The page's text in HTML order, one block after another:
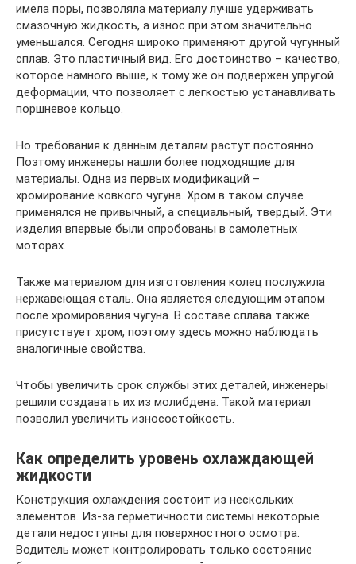
имела поры, позволяла материалу лучше удерживать
смазочную жидкость, а износ при этом значительно
уменьшался. Сегодня широко применяют другой чугунный
сплав. Это пластичный вид. Его достоинство – качество,
которое намного выше, к тому же он подвержен упругой
деформации, что позволяет с легкостью устанавливать
поршневое кольцо.
Но требования к данным деталям растут постоянно.
Поэтому инженеры нашли более подходящие для
материалы. Одна из первых модификаций –
хромирование ковкого чугуна. Хром в таком случае
применялся не привычный, а специальный, твердый. Эти
изделия впервые были опробованы в самолетных
моторах.
Также материалом для изготовления колец послужила
нержавеющая сталь. Она является следующим этапом
после хромирования чугуна. В составе сплава также
присутствует хром, поэтому здесь можно наблюдать
аналогичные свойства.
Чтобы увеличить срок службы этих деталей, инженеры
решили создавать их из молибдена. Такой материал
позволил увеличить износостойкость.
Как определить уровень охлаждающей
жидкости
Конструкция охлаждения состоит из нескольких
элементов. Из-за герметичности системы некоторые
детали недоступны для поверхностного осмотра.
Водитель может контролировать только состояние